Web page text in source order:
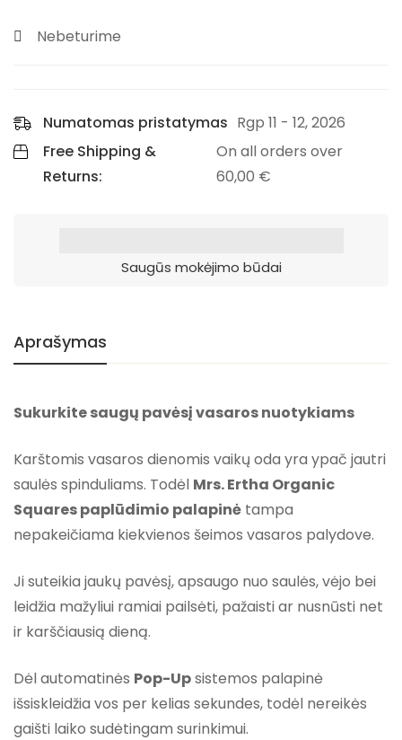
Nebeturime
Numatomas pristatymas Rgp 11 - 12, 2026
Free Shipping &
Returns:
On all orders over
60,00 €
Saugūs mokėjimo būdai
Aprašymas
Sukurkite saugų pavėsį vasaros nuotykiams
Karštomis vasaros dienomis vaikų oda yra ypač jautri
saulės spinduliams. Todėl Mrs. Ertha Organic
Squares paplūdimio palapinė tampa
nepakeičiama kiekvienos šeimos vasaros palydove.
Ji suteikia jaukų pavėsį, apsaugo nuo saulės, vėjo bei
leidžia mažyliui ramiai pailsėti, pažaisti ar nusnūsti net
ir karščiausią dieną.
Dėl automatinės Pop-Upsistemos palapinė
išsiskleidžia vos per kelias sekundes, todėl nereikės
gaišti laiko sudėtingam surinkimui.